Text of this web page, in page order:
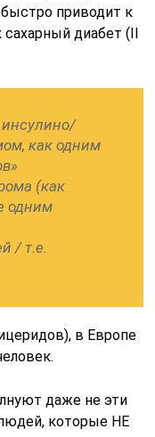
приводит к
сахарный диабет (II
как одним
(как
одним
/ т.е.
в Европе
даже не эти
которые НЕ